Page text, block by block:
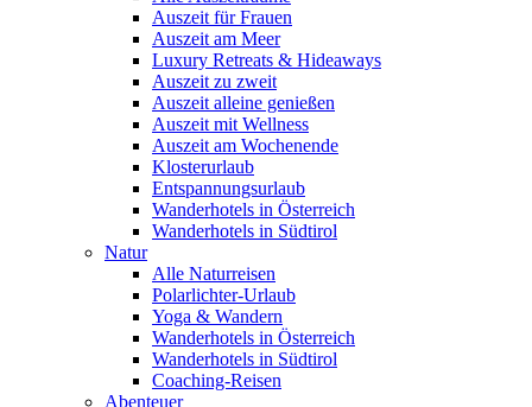
Auszeit für Frauen
Auszeit am Meer
Luxury Retreats & Hideaways
Auszeit zu zweit
Auszeit alleine genießen
Auszeit mit Wellness
Auszeit am Wochenende
Klosterurlaub
Entspannungsurlaub
Wanderhotels in Österreich
Wanderhotels in Südtirol
Natur
Alle Naturreisen
Polarlichter-Urlaub
Yoga & Wandern
Wanderhotels in Österreich
Wanderhotels in Südtirol
Coaching-Reisen
Abenteuer